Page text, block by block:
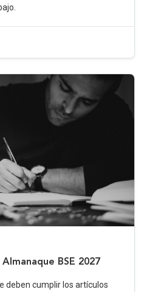
BSE 2027
deben cumplir los artículos